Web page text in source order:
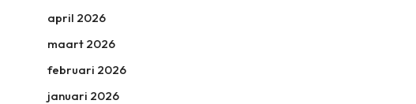
april 2026
maart 2026
februari 2026
januari 2026